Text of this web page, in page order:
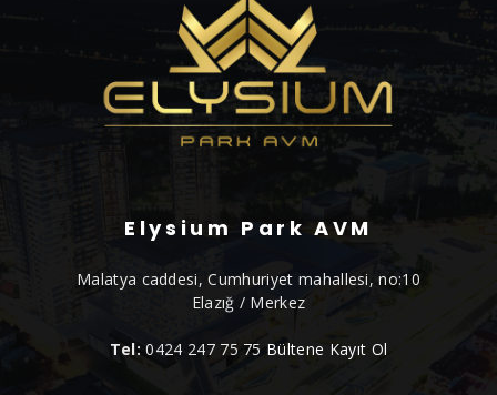
Elysium Park AVM
Malatya caddesi, Cumhuriyet mahallesi, no:10
Elazığ / Merkez
Tel: 0424 247 75 75 Bültene Kayıt Ol